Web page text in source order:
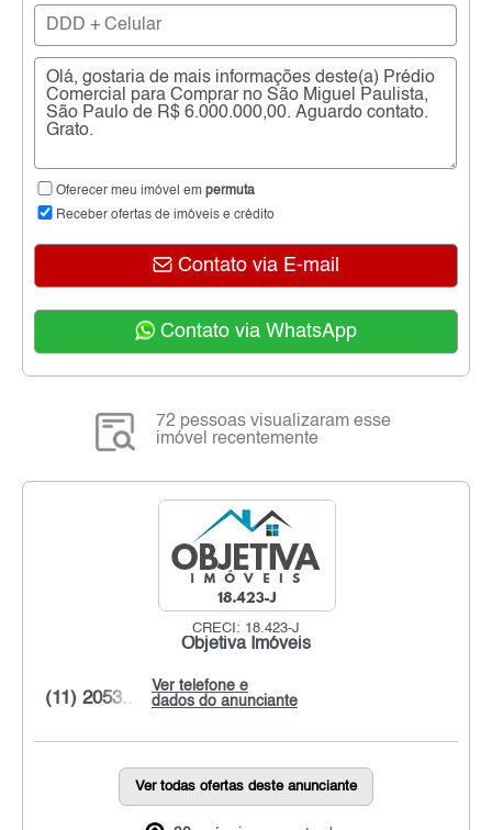
Oferecer meu imóvel em permuta
Receber ofertas de imóveis e crédito
Contato via E-mail
Contato via WhatsApp
72 pessoas visualizaram esse
imóvel recentemente
CRECI: 18.423-J
Objetiva Imóveis
Ver telefone e
dados do anunciante
(11) 2053...
Ver todas ofertas deste anunciante